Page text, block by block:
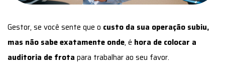
Gestor, se você sente que o custo da sua operação subiu,
mas não sabe exatamente onde, é hora de colocar a
auditoria de frota para trabalhar ao seu favor.